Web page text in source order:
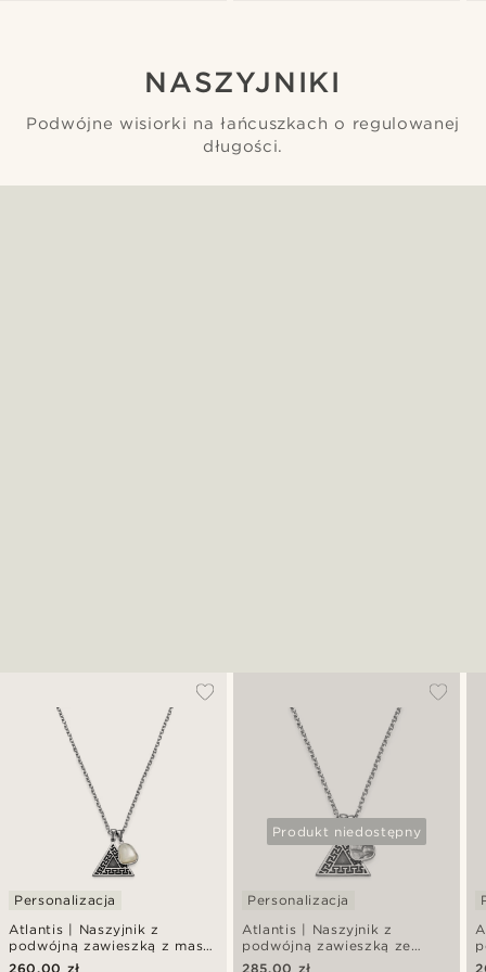
NASZYJNIKI
Podwójne wisiorki na łańcuszkach o regulowanej
długości.
Atlantis | Naszyjnik z
podwójną zawieszką z masą
perłową i trójkątem
Personalizacja
260,00 zł
Produkt niedostępny
Atlantis | Naszyjnik z
podwójną zawieszką ze
słuchotką i trójkątem z
Personalizacja
285,00 zł